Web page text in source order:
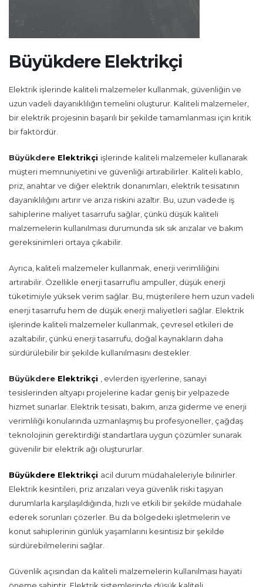
Büyükdere Elektrikçi
Elektrik işlerinde kaliteli malzemeler kullanmak, güvenliğin ve
uzun vadeli dayanıklılığın temelini oluşturur. Kaliteli malzemeler,
bir elektrik projesinin başarılı bir şekilde tamamlanması için kritik
bir faktördür.
Büyükdere Elektrikçi işlerinde kaliteli malzemeler kullanarak
müşteri memnuniyetini ve güvenliği artırabilirler. Kaliteli kablo,
priz, anahtar ve diğer elektrik donanımları, elektrik tesisatının
dayanıklılığını artırır ve arıza riskini azaltır. Bu, uzun vadede iş
sahiplerine maliyet tasarrufu sağlar, çünkü düşük kaliteli
malzemelerin kullanılması durumunda sık sık arızalar ve bakım
gereksinimleri ortaya çıkabilir.
Ayrıca, kaliteli malzemeler kullanmak, enerji verimliliğini
artırabilir. Özellikle enerji tasarruflu ampuller, düşük enerji
tüketimiyle yüksek verim sağlar. Bu, müşterilere hem uzun vadeli
enerji tasarrufu hem de düşük enerji maliyetleri sağlar. Elektrik
işlerinde kaliteli malzemeler kullanmak, çevresel etkileri de
azaltabilir, çünkü enerji tasarrufu, doğal kaynakların daha
sürdürülebilir bir şekilde kullanılmasını destekler.
Büyükdere Elektrikçi
, evlerden işyerlerine, sanayi
tesislerinden altyapı projelerine kadar geniş bir yelpazede
hizmet sunarlar. Elektrik tesisatı, bakım, arıza giderme ve enerji
verimliliği konularında uzmanlaşmış bu profesyoneller, çağdaş
teknolojinin gerektirdiği standartlara uygun çözümler sunarak
güvenilir bir elektrik ağı oluştururlar.
Büyükdere Elektrikçi acil durum müdahaleleriyle bilinirler.
Elektrik kesintileri, priz arızaları veya güvenlik riski taşıyan
durumlarla karşılaşıldığında, hızlı ve etkili bir şekilde müdahale
ederek sorunları çözerler. Bu da bölgedeki işletmelerin ve
konut sahiplerinin günlük yaşamlarını kesintisiz bir şekilde
sürdürebilmelerini sağlar.
Güvenlik açısından da kaliteli malzemelerin kullanılması hayati